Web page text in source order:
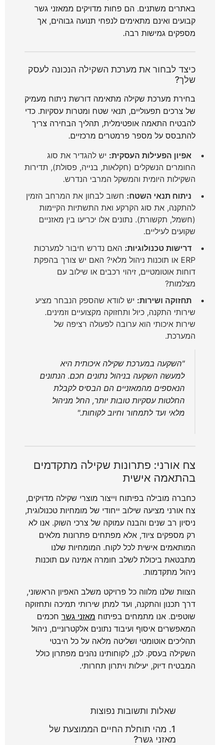
באתרים משתנים. הם פחות מדויקים ממאזני גשר
קבועים ואינם מתאימים לנפחי תנועה גבוהים, אך
מספקים גמישות רבה.
כיצד לבחור את מערכת השקילה הנכונה לעסק
שלך?
בחירת מערכת שקילה מתאימה דורשת ניתוח מעמיק
של צרכים תפעוליים, תנאי שטח ומטרות עסקיות. כדי
להבטיח התאמה אופטימלית, תהליך הבחירה צריך
להתבסס על מספר פרמטרים מרכזיים.
אפיון הפעילות העסקית: יש להגדיר את סוג
החומרים הנשקלים (חקלאות, בנייה, פסולת), תדירות
השקילות היומית והמשקל המרבי הנדרש.
ניתוח תנאי השטח: חשוב לבחון את המרחב הזמין
להתקנה, את סוג הקרקע ואת התשתיות הקיימות
(חשמל, תקשורת). נתונים אלו יכריעו בין מאזניים
שקועים לעיליים.
דרישות טכנולוגיות: האם נדרש חיבור למערכות
ERP או תוכנות ניהול מלאי? האם יש צורך בהפקת
דוחות אוטומטיים, זיהוי רכבים או שילוב עם
מצלמות?
תחזוקה ושירות: יש לוודא שהספק הנבחר מציע
שירותי התקנה, כיול ותחזוקה מקצועיים וזמינים.
שירות איכותי הוא ערובה לפעולה רציפה של
המערכת.
"השקעה במערכת שקילה איכותית היא
למעשה השקעה בניהול נתונים חכם. הנתונים
הנאספים מהמאזניים הם הבסיס לקבלת
החלטות עסקיות טובות יותר, החל מניהול
מלאי ועד לתמחור וחיוב לקוחות."
צח אורני: פתרונות שקילה מתקדמים
בהתאמה אישית
כחברה מובילה בפיתוח וייצור מוצרי שקילה מדויקים,
צח אורני מציעה שילוב ייחודי של מומחיות טכנולוגית,
ניסיון רב שנים והבנה עמוקה של צרכי השוק. אנו לא
רק מספקים ציוד, אלא מפתחים פתרונות מלאים
המותאמים אישית לכל לקוח. המומחיות שלנו
מתבטאת ביכולת לשלב חומרה אמינה עם תוכנות
ניהול מתקדמות.
הצוות שלנו מלווה כל פרויקט משלב האפיון הראשוני,
דרך תכנון והתקנה, ועד למתן שירותי תמיכה ותחזוקה
שוטפים. אנו מתמחים בפיתוח מאזני גשר חכמים
המאפשרים איסוף ועיבוד נתונים אלקטרוניים, ניהול
תהליכים אוטומטי ושליטה מלאה על כל היבטי
השקילה בעסק. לכן, לקוחותינו נהנים מפתרון כולל
המבטיח דיוק, יעילות ויתרון תחרותי.
שאלות ותשובות נפוצות
1. מהי תוחלת החיים הממוצעת של
מאזני גשר?